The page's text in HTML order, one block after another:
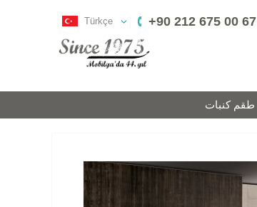
Türkçe +90 212 675 00 67
طقم كنبات